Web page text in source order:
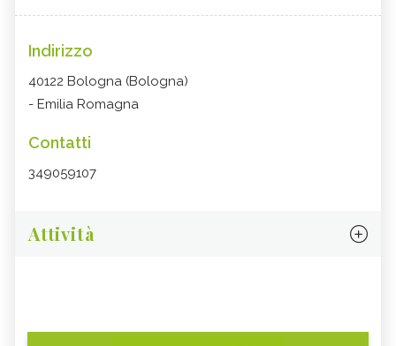
Indirizzo
40122 Bologna (Bologna)
- Emilia Romagna
Contatti
349059107
Attività